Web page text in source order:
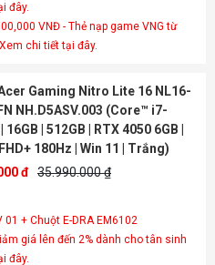
đây.
VNĐ - Thẻ nạp game VNG từ
chi tiết tại đây.
Gaming Nitro Lite 16 NL16-
NH.D5ASV.003 (Core™ i7-
16GB | 512GB | RTX 4050 6GB |
180Hz | Win 11 | Trắng)
đ 35.990.000 ₫
+ Chuột E-DRA EM6102
giá lên đến 2% dành cho tân sinh
đây.